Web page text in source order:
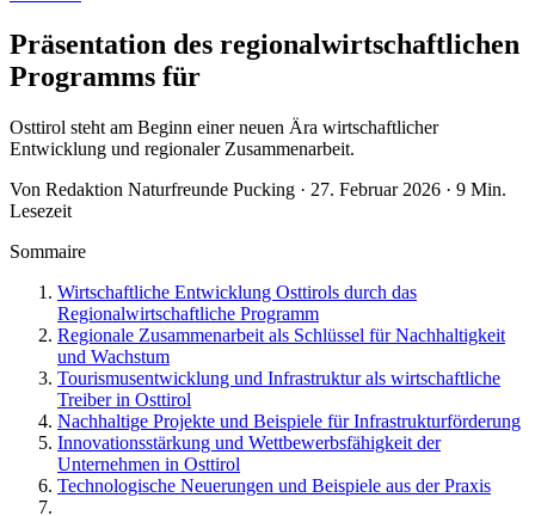
Präsentation des regionalwirtschaftlichen
Programms für
Osttirol steht am Beginn einer neuen Ära wirtschaftlicher
Entwicklung und regionaler Zusammenarbeit.
Von Redaktion Naturfreunde Pucking · 27. Februar 2026 · 9 Min.
Lesezeit
Sommaire
Wirtschaftliche Entwicklung Osttirols durch das
Regionalwirtschaftliche Programm
Regionale Zusammenarbeit als Schlüssel für Nachhaltigkeit
und Wachstum
Tourismusentwicklung und Infrastruktur als wirtschaftliche
Treiber in Osttirol
Nachhaltige Projekte und Beispiele für Infrastrukturförderung
Innovationsstärkung und Wettbewerbsfähigkeit der
Unternehmen in Osttirol
Technologische Neuerungen und Beispiele aus der Praxis